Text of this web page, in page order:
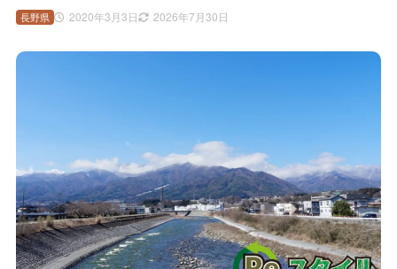
2020年3月3日 2026年7月30日
長野県